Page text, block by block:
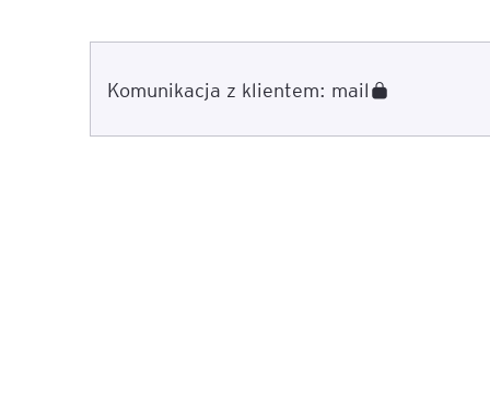
Komunikacja z klientem: mail